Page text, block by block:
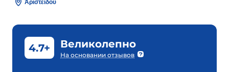
Ἀριστείδου
4.7+ Великолепно
На основании отзывов